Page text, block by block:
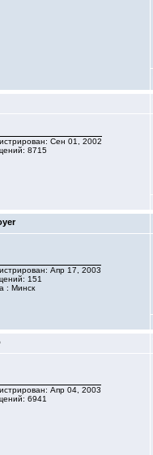
Сен 01, 2002
8715
Апр 17, 2003
151
: Минск
Апр 04, 2003
6941